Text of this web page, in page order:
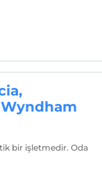
bir işletmedir. Oda